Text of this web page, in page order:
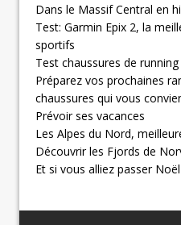
Dans le Massif Central en
Test: Garmin Epix 2, la
sportifs
Test chaussures de
Préparez vos prochaines
chaussures qui vous
Prévoir ses vacances
Les Alpes du Nord,
Découvrir les Fjords de
Et si vous alliez passer